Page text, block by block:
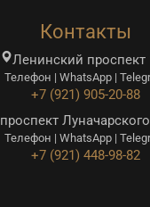
Контакты
Ленинский проспект
Телефон | WhatsApp |
+7 (921) 905-20-88
проспект
Телефон | WhatsApp |
+7 (921) 448-98-82